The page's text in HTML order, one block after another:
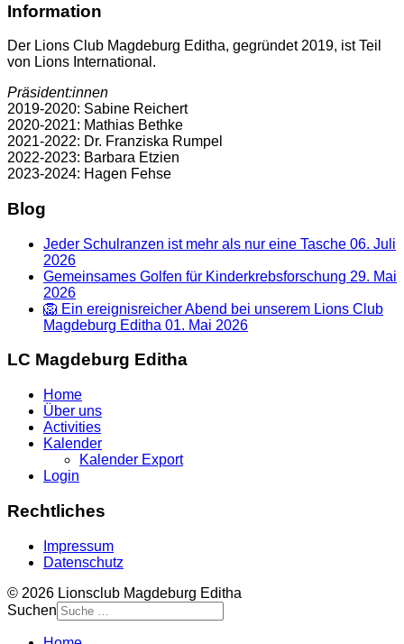
Information
Der Lions Club Magdeburg Editha, gegründet 2019, ist Teil
von Lions International.
Präsident:innen
2019-2020: Sabine Reichert
2020-2021: Mathias Bethke
2021-2022: Dr. Franziska Rumpel
2022-2023: Barbara Etzien
2023-2024: Hagen Fehse
Blog
Jeder Schulranzen ist mehr als nur eine Tasche 06. Juli
2026
Gemeinsames Golfen für Kinderkrebsforschung 29. Mai
2026
🦁 Ein ereignisreicher Abend bei unserem Lions Club
Magdeburg Editha 01. Mai 2026
LC Magdeburg Editha
Home
Über uns
Activities
Kalender
Kalender Export
Login
Rechtliches
Impressum
Datenschutz
© 2026 Lionsclub Magdeburg Editha
Suchen